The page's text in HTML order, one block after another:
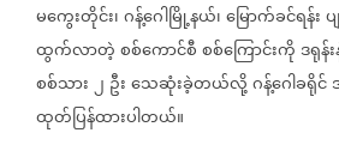
မကွေးတိုင်း၊ဂန့်ဂေါမြို့နယ်၊မြောက်ခင်ရန်း
ထွက်လာတဲ့စစ်ကောင်စီစစ်ကြောင်းကိုဒရုန်
စစ်သား၂ ဦးသေဆုံးခဲ့တယ်လို့ဂန့်ဂေါခရိုင်
ထုတ်ပြန်ထားပါတယ်။